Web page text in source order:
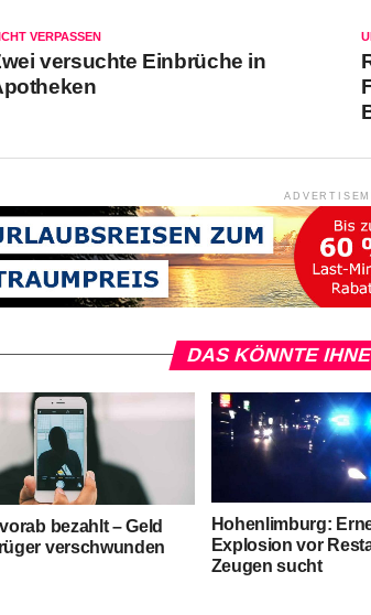
VERPASSEN
versuchte Einbrüche in
DAS KÖNNTE
bezahlt – Geld
verschwunden
Hohenlimburg:
Explosion vor
Zeugen sucht